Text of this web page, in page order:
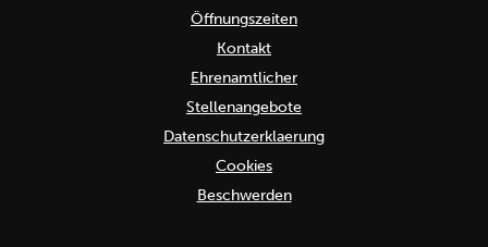
Öffnungszeiten
Kontakt
Ehrenamtlicher
Stellenangebote
Datenschutzerklaerung
Cookies
Beschwerden